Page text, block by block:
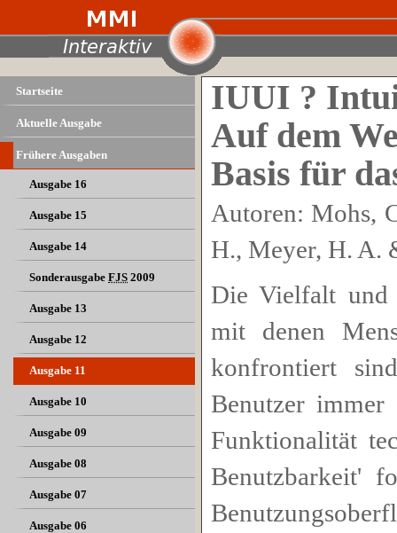
Startseite
Aktuelle Ausgabe
Frühere Ausgaben
Ausgabe 16
Ausgabe 15
Ausgabe 14
Sonderausgabe FJS 2009
Ausgabe 13
Ausgabe 12
Ausgabe 11
Ausgabe 10
Ausgabe 09
Ausgabe 08
Ausgabe 07
Ausgabe 06
IUUI ?
Auf dem
Basis für
Autoren: Mohs,
H., Meyer, H. A.
Die Vielfalt und
mit denen
konfrontiert
Benutzer
Funktionalität
Benutzbarkeit'